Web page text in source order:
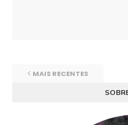
MAIS RECENTES